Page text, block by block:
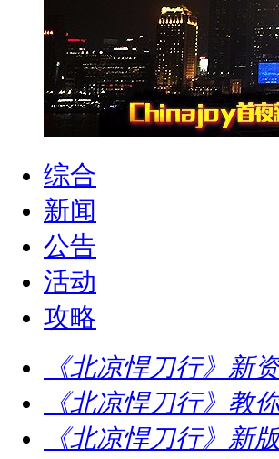
综合
新闻
公告
活动
攻略
《北凉悍刀行》新
《北凉悍刀行》教
《北凉悍刀行》新